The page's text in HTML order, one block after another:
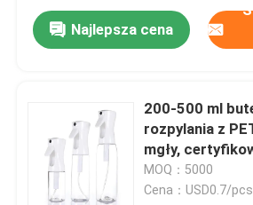
Produkty
Filmy
Najlepsza cena
200-500 ml
rozpylania z
mgły,
kolorystyczne
MOQ：5000
Cena：USD0.7/pcs